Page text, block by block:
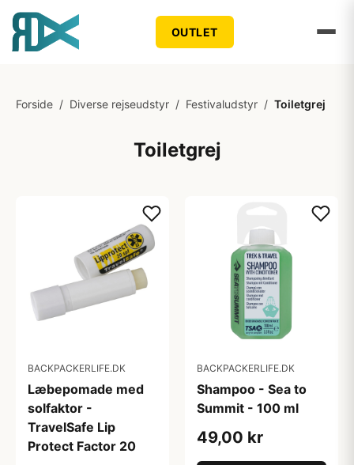
OUTLET
Forside / Diverse rejseudstyr / Festivaludstyr / Toiletgrej
Toiletgrej
BACKPACKERLIFE.DK
Læbepomade med
solfaktor -
TravelSafe Lip
Protect Factor 20
BACKPACKERLIFE.DK
Shampoo - Sea to
Summit - 100 ml
49,00 kr